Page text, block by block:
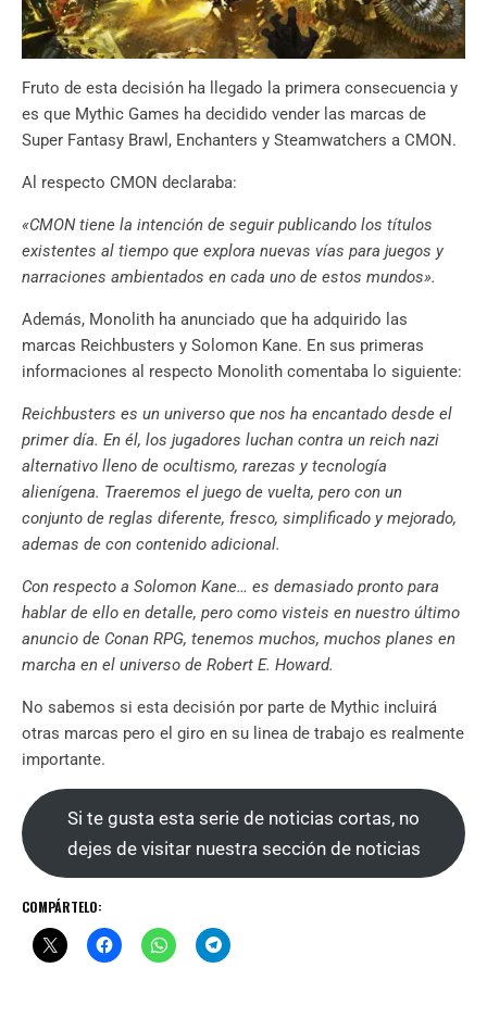
Fruto de esta decisión ha llegado la primera consecuencia y
es que Mythic Games ha decidido vender las marcas de
Super Fantasy Brawl, Enchanters y Steamwatchers a CMON.
Al respecto CMON declaraba:
«CMON tiene la intención de seguir publicando los títulos
existentes al tiempo que explora nuevas vías para juegos y
narraciones ambientados en cada uno de estos mundos».
Además, Monolith ha anunciado que ha adquirido las
marcas Reichbusters y Solomon Kane. En sus primeras
informaciones al respecto Monolith comentaba lo siguiente:
Reichbusters es un universo que nos ha encantado desde el
primer día. En él, los jugadores luchan contra un reich nazi
alternativo lleno de ocultismo, rarezas y tecnología
alienígena. Traeremos el juego de vuelta, pero con un
conjunto de reglas diferente, fresco, simplificado y mejorado,
ademas de con contenido adicional.
Con respecto a Solomon Kane… es demasiado pronto para
hablar de ello en detalle, pero como visteis en nuestro último
anuncio de Conan RPG, tenemos muchos, muchos planes en
marcha en el universo de Robert E. Howard.
No sabemos si esta decisión por parte de Mythic incluirá
otras marcas pero el giro en su linea de trabajo es realmente
importante.
Si te gusta esta serie de noticias cortas, no
dejes de visitar nuestra sección de noticias
COMPÁRTELO: